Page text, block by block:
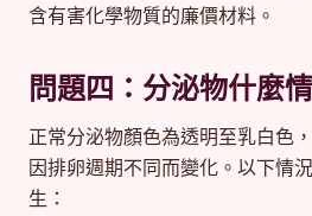
含有害化學物質的廉價材料。
問題四：分泌物什麼
正常分泌物顏色為透明至乳白色
因排卵週期不同而變化。以下情
生：